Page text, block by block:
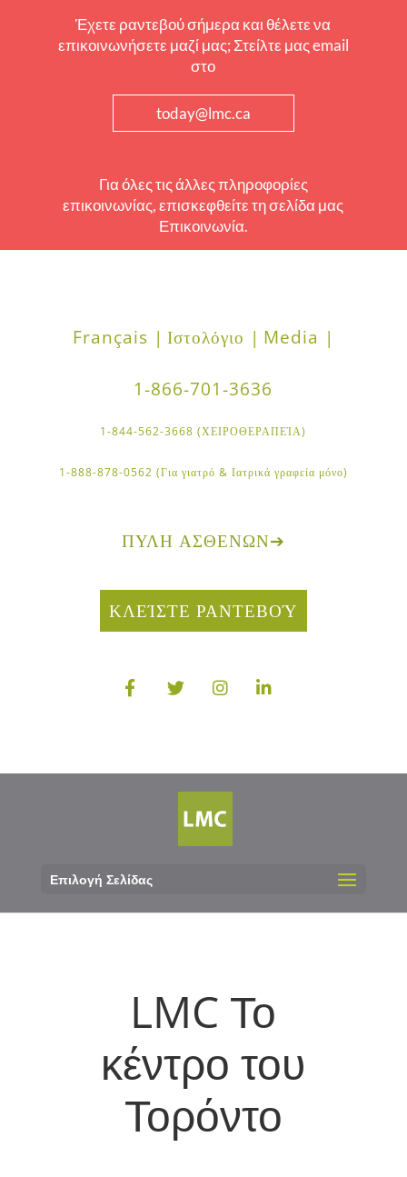
Έχετε ραντεβού σήμερα και θέλετε να
επικοινωνήσετε μαζί μας; Στείλτε μας email
στο
today@lmc.ca
Για όλες τις άλλες πληροφορίες
επικοινωνίας, επισκεφθείτε τη σελίδα μας
Επικοινωνία.
Français | Ιστολόγιο | Media |
1-866-701-3636
1-844-562-3668 (ΧΕΙΡΟΘΕΡΑΠΕΊΑ)
1-888-878-0562 (Για γιατρό & Ιατρικά γραφεία μόνο)
ΠΎΛΗ ΑΣΘΕΝΏΝ➔
ΚΛΕΊΣΤΕ ΡΑΝΤΕΒΟΎ
Επιλογή Σελίδας
LMC Το
κέντρο του
Τορόντο